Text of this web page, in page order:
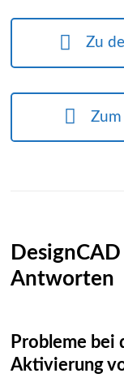
Zu
Antworten
Probleme bei
Aktivierung